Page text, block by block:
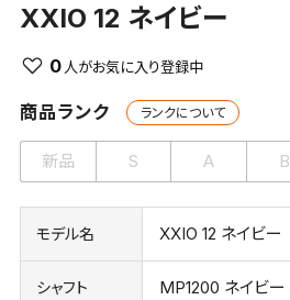
XXIO 12 ネイビー
0
商品ランク ランクについて
新品 S A B
モデル名 XXIO 12 ネイビー
シャフト MP1200 ネイビー